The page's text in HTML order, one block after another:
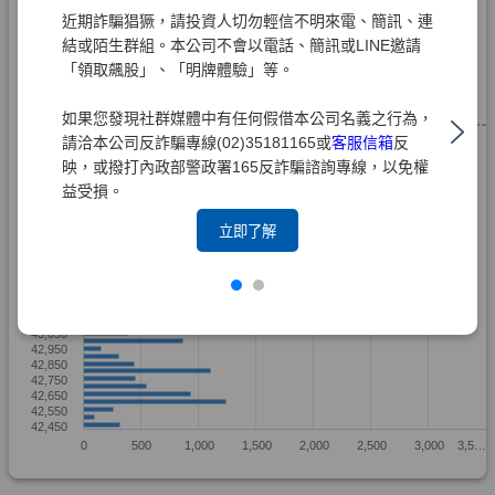
近期詐騙猖獗，請投資人切勿輕信不明來電、簡訊、連
結或陌生群組。本公司不會以電話、簡訊或LINE邀請
「領取飆股」、「明牌體驗」等。
如果您發現社群媒體中有任何假借本公司名義之行為，
請洽本公司反詐騙專線(02)35181165或客服信箱反
映，或撥打內政部警政署165反詐騙諮詢專線，以免權
益受損。
立即了解